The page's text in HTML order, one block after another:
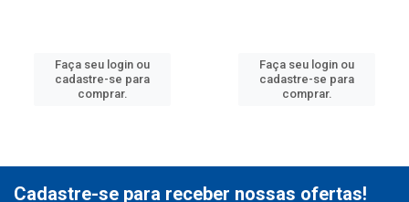
Faça seu login ou
cadastre-se para
comprar.
Faça seu login ou
cadastre-se para
comprar.
Cadastre-se para receber nossas ofertas!